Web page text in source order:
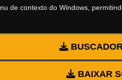
de contexto do Windows,
BAIXAR